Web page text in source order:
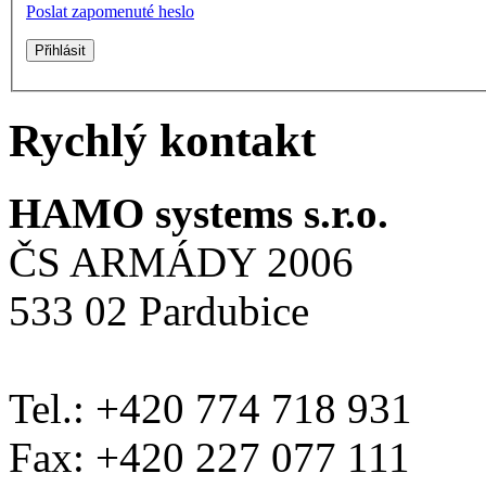
Poslat zapomenuté heslo
Rychlý kontakt
HAMO systems s.r.o.
ČS ARMÁDY 2006
533 02 Pardubice
Tel.: +420 774 718 931
Fax: +420 227 077 111